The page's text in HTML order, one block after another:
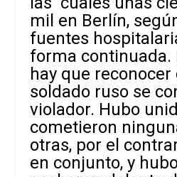
mil en Berlín,
fuentes
forma continuada.
hay que
soldado ruso se
violador. Hubo
cometieron
otras, por el
en conjunto, y